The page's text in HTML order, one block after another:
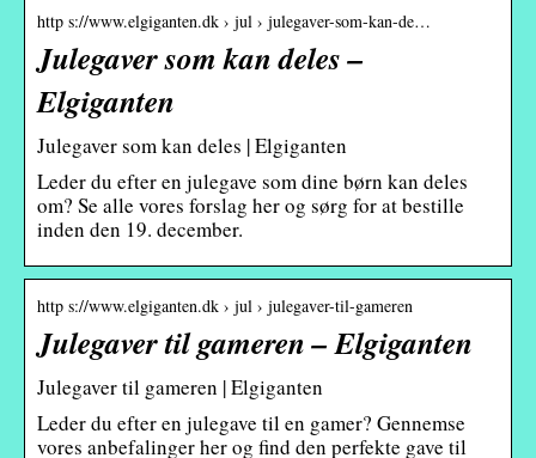
http s://www.elgiganten.dk › jul › julegaver-som-kan-de…
Julegaver som kan deles –
Elgiganten
Julegaver som kan deles | Elgiganten
Leder du efter en julegave som dine børn kan deles
om? Se alle vores forslag her og sørg for at bestille
inden den 19. december.
http s://www.elgiganten.dk › jul › julegaver-til-gameren
Julegaver til gameren – Elgiganten
Julegaver til gameren | Elgiganten
Leder du efter en julegave til en gamer? Gennemse
vores anbefalinger her og find den perfekte gave til